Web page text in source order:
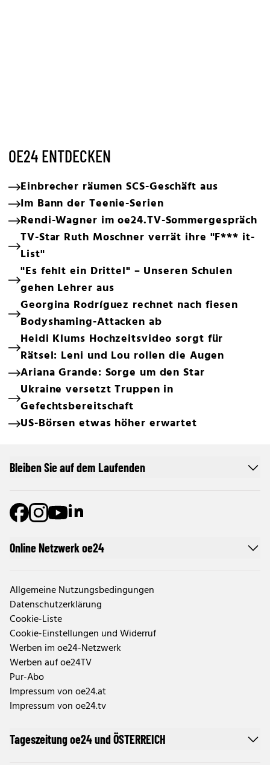
OE24 ENTDECKEN
Einbrecher räumen SCS-Geschäft aus
Im Bann der Teenie-Serien
Rendi-Wagner im oe24.TV-Sommergespräch
TV-Star Ruth Moschner verrät ihre "F*** it-
List"
"Es fehlt ein Drittel" – Unseren Schulen
gehen Lehrer aus
Georgina Rodríguez rechnet nach fiesen
Bodyshaming-Attacken ab
Heidi Klums Hochzeitsvideo sorgt für
Rätsel: Leni und Lou rollen die Augen
Ariana Grande: Sorge um den Star
Ukraine versetzt Truppen in
Gefechtsbereitschaft
US-Börsen etwas höher erwartet
Online Netzwerk oe24
Allgemeine Nutzungsbedingungen
Datenschutzerklärung
Cookie-Liste
Cookie-Einstellungen und Widerruf
Werben im oe24-Netzwerk
Werben auf oe24TV
Pur-Abo
Impressum von oe24.at
Impressum von oe24.tv
Tageszeitung oe24 und ÖSTERREICH
Bleiben Sie auf dem Laufenden